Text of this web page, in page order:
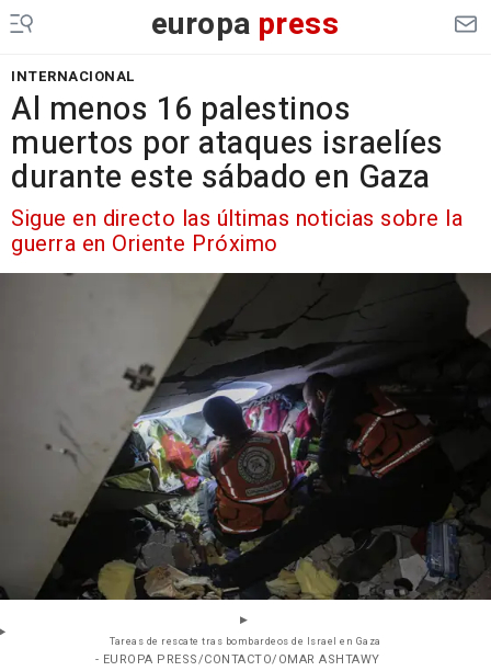
europa press
INTERNACIONAL
Al menos 16 palestinos
muertos por ataques israelíes
durante este sábado en Gaza
Sigue en directo las últimas noticias sobre la
guerra en Oriente Próximo
Tareas de rescate tras bombardeos de Israel en Gaza
- EUROPA PRESS/CONTACTO/OMAR ASHTAWY